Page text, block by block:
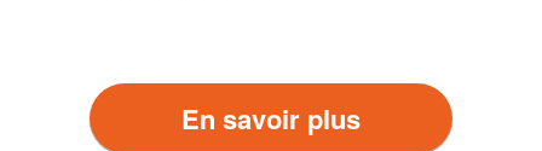
En savoir plus